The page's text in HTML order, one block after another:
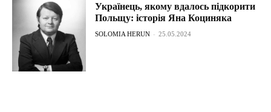
Українець, якому вдалось підкорити
Польщу: історія Яна Коциняка
SOLOMIA HERUN - 25.05.2024